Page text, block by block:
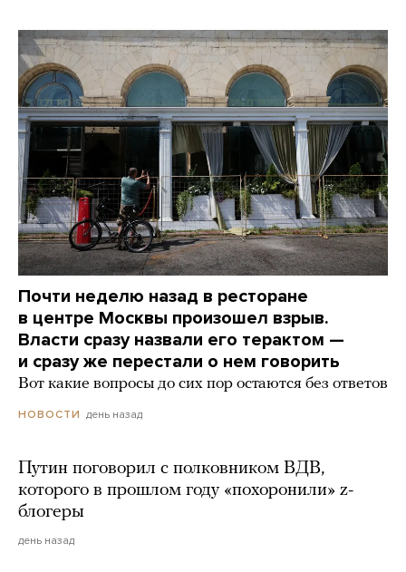
Почти неделю назад в ресторане
в центре Москвы произошел взрыв.
Власти сразу назвали его терактом —
и сразу же перестали о нем говорить
Вот какие вопросы до сих пор остаются без ответов
НОВОСТИ день назад
Путин поговорил с полковником ВДВ,
которого в прошлом году «похоронили» z-
блогеры
день назад